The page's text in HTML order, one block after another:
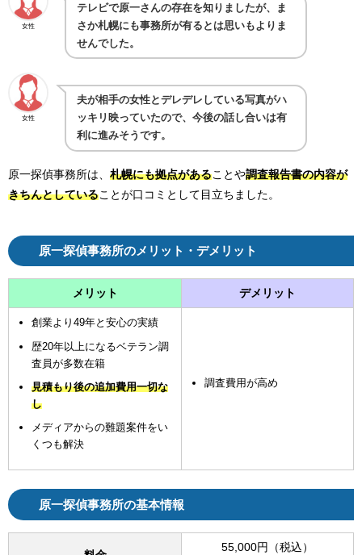
女性
テレビで原一さんの存在を知りましたが、ま
さか札幌にも事務所が有るとは思いもよりま
せんでした。
女性
夫が相手の女性とデレデレしている写真がハ
ッキリ映っていたので、今後の話し合いは有
利に進みそうです。
原一探偵事務所は、 札幌にも拠点があることや調査報告書の内容が
きちんとしていることが口コミとして目立ちました。
原一探偵事務所のメリット・デメリット
メリット デメリット
創業より49年と安心の実績
歴20年以上になるベテラン調
査員が多数在籍
見積もり後の追加費用一切な
し
メディアからの難題案件をい
くつも解決
調査費用が高め
原一探偵事務所の基本情報
55,000円（税込）